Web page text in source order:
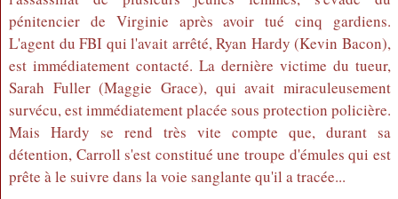
pénitencier de Virginie après avoir tué cinq gardiens.
L'agent du FBI qui l'avait arrêté, Ryan Hardy (Kevin Bacon),
est immédiatement contacté. La dernière victime du tueur,
Sarah Fuller (Maggie Grace), qui avait miraculeusement
survécu, est immédiatement placée sous protection policière.
Mais Hardy se rend très vite compte que, durant sa
détention, Carroll s'est constitué une troupe d'émules qui est
prête à le suivre dans la voie sanglante qu'il a tracée...